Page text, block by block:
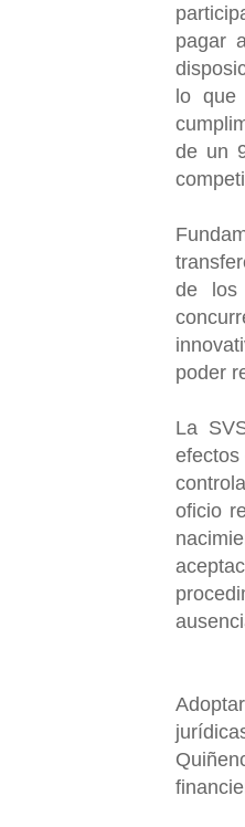
pagar
lo que
de un
de los
poder
La
efectos
oficio